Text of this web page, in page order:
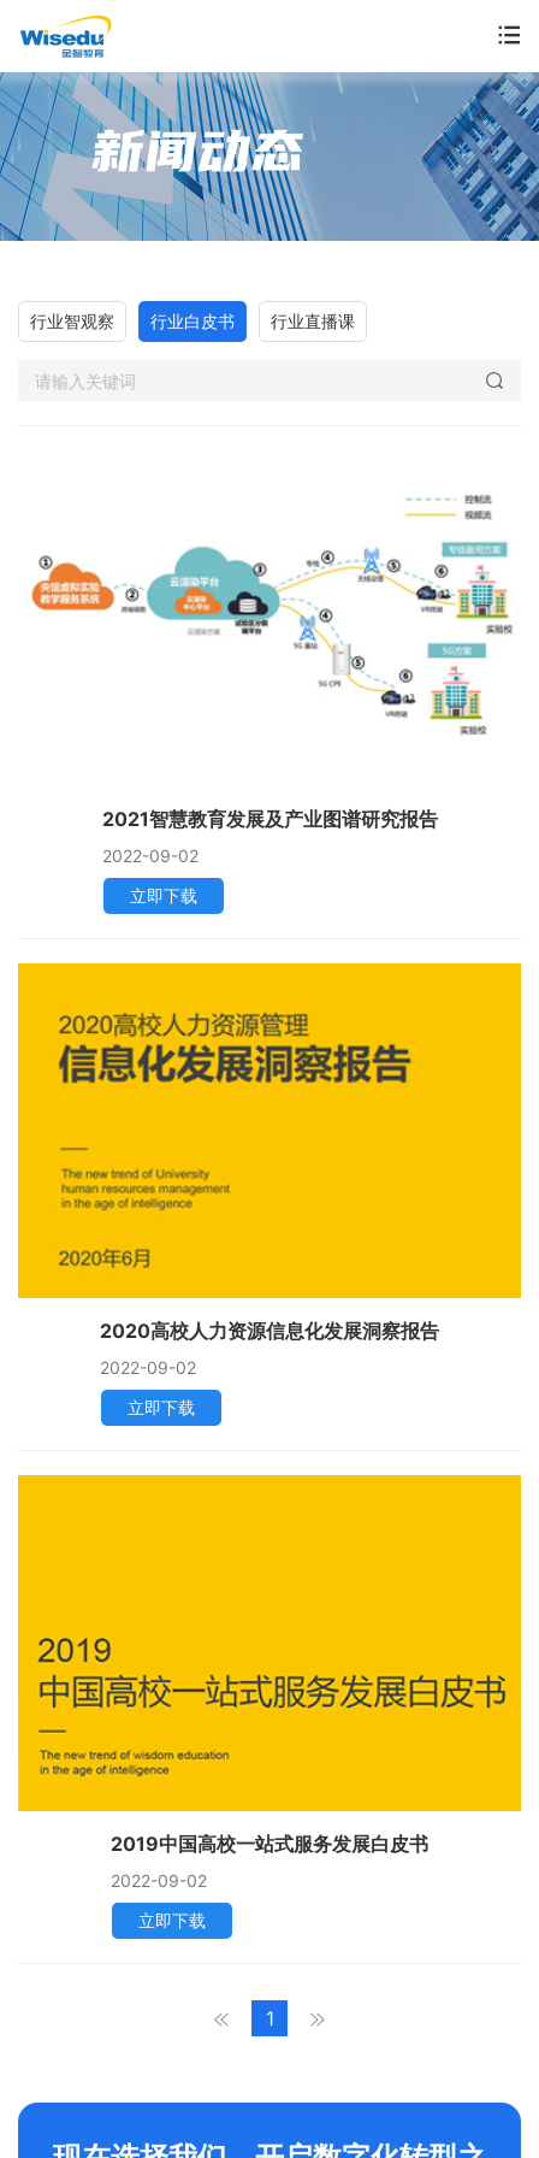
首页
产品服务
解决方案
金智教育研究院
行业智观察 行业白皮书 行业直播课
2021智慧教育发展及产业图谱研究报告
2022-09-02
立即下载
2020高校人力资源信息化发展洞察报告
2022-09-02
立即下载
2019中国高校一站式服务发展白皮书
2022-09-02
立即下载
1